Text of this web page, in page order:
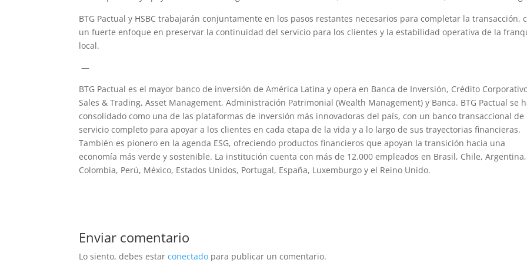
BTG Pactual y HSBC trabajarán conjuntamente en los pasos restantes necesarios para completar la transacción,
un fuerte enfoque en preservar la continuidad del servicio para los clientes y la estabilidad operativa de la
local.
—
BTG Pactual es el mayor banco de inversión de América Latina y opera en Banca de Inversión, Crédito
Sales & Trading, Asset Management, Administración Patrimonial (Wealth Management) y Banca. BTG Pactual se
consolidado como una de las plataformas de inversión más innovadoras del país, con un banco transaccional de
servicio completo para apoyar a los clientes en cada etapa de la vida y a lo largo de sus trayectorias financieras.
También es pionero en la agenda ESG, ofreciendo productos financieros que apoyan la transición hacia una
economía más verde y sostenible. La institución cuenta con más de 12.000 empleados en Brasil, Chile, Argentina,
Colombia, Perú, México, Estados Unidos, Portugal, España, Luxemburgo y el Reino Unido.
Enviar comentario
Lo siento, debes estarconectado para publicar un comentario.